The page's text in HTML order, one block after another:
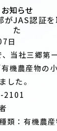
お知らせ
がJAS認証
た
日
当社三郷第
機農産物の
した。
2101
類：有機農産